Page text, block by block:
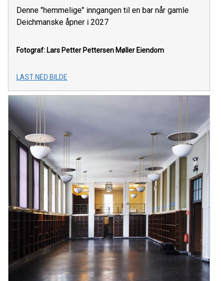
Denne "hemmelige" inngangen til en bar når gamle
Deichmanske åpner i 2027
Fotograf: Lars Petter Pettersen Møller Eiendom
LAST NED BILDE